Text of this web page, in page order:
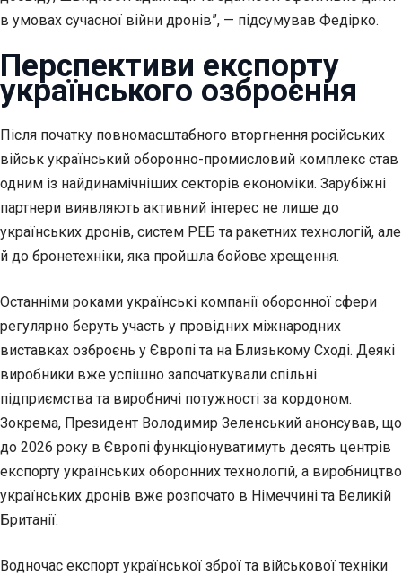
в умовах сучасної війни дронів”, — підсумував Федірко.
Перспективи експорту
українського озброєння
Після початку повномасштабного вторгнення російських
військ український оборонно-промисловий комплекс став
одним із найдинамічніших секторів економіки. Зарубіжні
партнери виявляють активний інтерес не лише до
українських дронів, систем РЕБ та ракетних технологій, але
й до бронетехніки, яка пройшла бойове хрещення.
Останніми роками українські компанії оборонної сфери
регулярно беруть участь у провідних міжнародних
виставках озброєнь у Європі та на Близькому Сході. Деякі
виробники вже успішно започаткували спільні
підприємства та виробничі потужності за кордоном.
Зокрема, Президент Володимир Зеленський анонсував, що
до 2026 року в Європі функціонуватимуть десять центрів
експорту українських оборонних технологій, а виробництво
українських дронів вже розпочато в Німеччині та Великій
Британії.
Водночас експорт української зброї та військової техніки